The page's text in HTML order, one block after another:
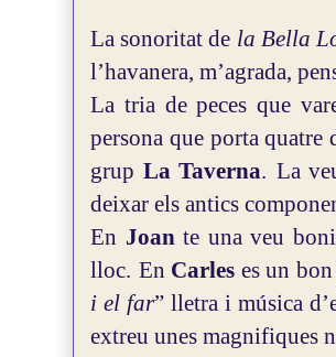
La sonoritat de la Bella
l’havanera, m’agrada,
La tria de peces que
persona que porta quatre
grup La Taverna. La
deixar els antics
En Joante una veu
lloc. En Carles es un
i el far” lletra i música
extreu unes magnifiques